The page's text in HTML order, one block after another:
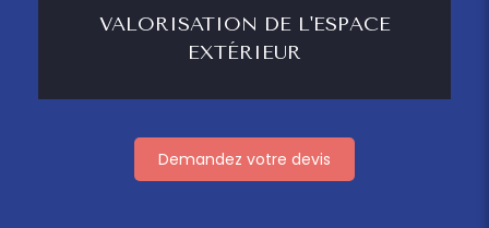
VALORISATION DE L'ESPACE
EXTÉRIEUR
Demandez votre devis